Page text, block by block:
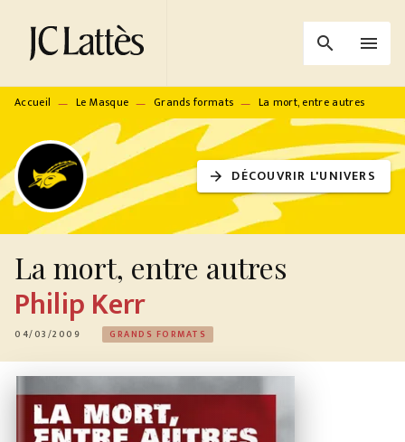
MENU RECHERCHE
PIED DE PAGE
search menu
Accueil — Le Masque — Grands formats — La mort, entre autres
arrow_forward DÉCOUVRIR L'UNIVERS
La mort, entre autres
Philip Kerr
04/03/2009 GRANDS FORMATS